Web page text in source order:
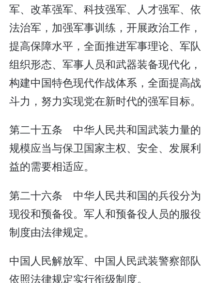
军、改革强军、科技强军、人才强军、依
法治军，加强军事训练，开展政治工作，
提高保障水平，全面推进军事理论、军队
组织形态、军事人员和武器装备现代化，
构建中国特色现代作战体系，全面提高战
斗力，努力实现党在新时代的强军目标。
第二十五条 中华人民共和国武装力量的
规模应当与保卫国家主权、安全、发展利
益的需要相适应。
第二十六条 中华人民共和国的兵役分为
现役和预备役。军人和预备役人员的服役
制度由法律规定。
中国人民解放军、中国人民武装警察部队
依照法律规定实行衔级制度。